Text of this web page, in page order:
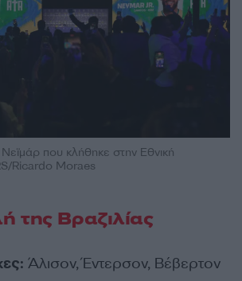
Νεϊμάρ που κλήθηκε στην Εθνική
Ricardo Moraes
της Βραζιλίας
Άλισον, Έντερσον, Βέβερτον